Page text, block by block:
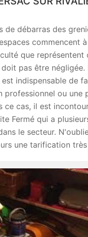
de débarras des
commencent
que représentent
pas être négligée.
indispensable de
professionnel ou une
ce cas, il est
Fermé qui a
le secteur.
une tarification